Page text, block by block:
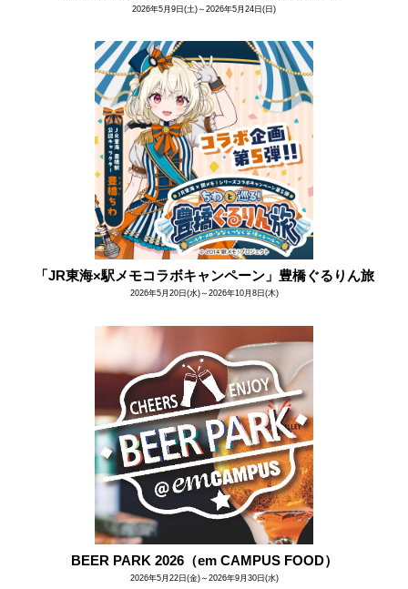
2026年5月9日(土)～2026年5月24日(日)
「JR東海×駅メモコラボキャンペーン」豊橋ぐるりん旅
2026年5月20日(水)～2026年10月8日(木)
BEER PARK 2026（em CAMPUS FOOD）
2026年5月22日(金)～2026年9月30日(水)